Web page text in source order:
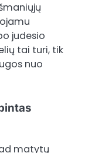
judesio
tai turi, tik
nuo
matytų